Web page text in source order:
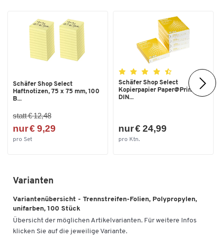
Schäfer Shop Select
Haftnotizen, 75 x 75 mm, 100
B...
statt € 12,48
nur € 9,29
pro Set
Schäfer Shop Select
Kopierpapier Paper@Print,
DIN...
nur € 24,99
pro Ktn.
Varianten
Variantenübersicht - Trennstreifen-Folien, Polypropylen,
unifarben, 100 Stück
Übersicht der möglichen Artikelvarianten. Für weitere Infos
klicken Sie auf die jeweilige Variante.